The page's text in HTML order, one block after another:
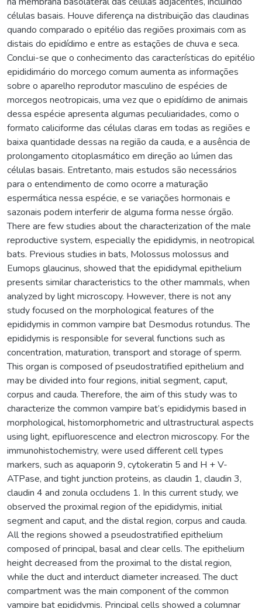
células basais. Houve diferença na distribuição das claudinas
quando comparado o epitélio das regiões proximais com as
distais do epidídimo e entre as estações de chuva e seca.
Conclui-se que o conhecimento das características do epitélio
epididimário do morcego comum aumenta as informações
sobre o aparelho reprodutor masculino de espécies de
morcegos neotropicais, uma vez que o epidídimo de animais
dessa espécie apresenta algumas peculiaridades, como o
formato caliciforme das células claras em todas as regiões e
baixa quantidade dessas na região da cauda, e a ausência de
prolongamento citoplasmático em direção ao lúmen das
células basais. Entretanto, mais estudos são necessários
para o entendimento de como ocorre a maturação
espermática nessa espécie, e se variações hormonais e
sazonais podem interferir de alguma forma nesse órgão.
There are few studies about the characterization of the male
reproductive system, especially the epididymis, in neotropical
bats. Previous studies in bats, Molossus molossus and
Eumops glaucinus, showed that the epididymal epithelium
presents similar characteristics to the other mammals, when
analyzed by light microscopy. However, there is not any
study focused on the morphological features of the
epididymis in common vampire bat Desmodus rotundus. The
epididymis is responsible for several functions such as
concentration, maturation, transport and storage of sperm.
This organ is composed of pseudostratified epithelium and
may be divided into four regions, initial segment, caput,
corpus and cauda. Therefore, the aim of this study was to
characterize the common vampire bat’s epididymis based in
morphological, histomorphometric and ultrastructural aspects
using light, epifluorescence and electron microscopy. For the
immunohistochemistry, were used different cell types
markers, such as aquaporin 9, cytokeratin 5 and H + V-
ATPase, and tight junction proteins, as claudin 1, claudin 3,
claudin 4 and zonula occludens 1. In this current study, we
observed the proximal region of the epididymis, initial
segment and caput, and the distal region, corpus and cauda.
All the regions showed a pseudostratified epithelium
composed of principal, basal and clear cells. The epithelium
height decreased from the proximal to the distal region,
while the duct and interduct diameter increased. The duct
compartment was the main component of the common
vampire bat epididymis. Principal cells showed a columnar